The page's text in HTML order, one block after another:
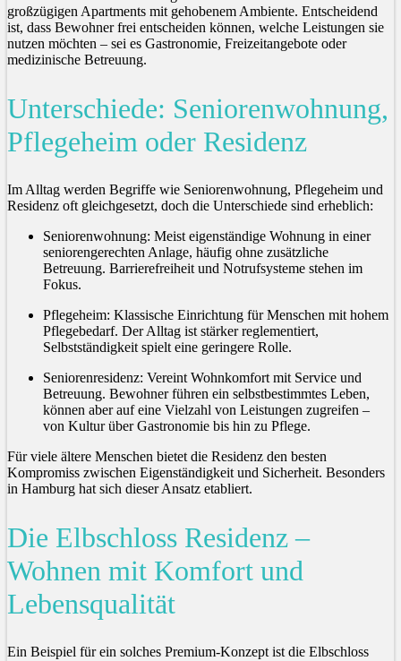
großzügigen Apartments mit gehobenem Ambiente. Entscheidend
ist, dass Bewohner frei entscheiden können, welche Leistungen sie
nutzen möchten – sei es Gastronomie, Freizeitangebote oder
medizinische Betreuung.
Unterschiede: Seniorenwohnung,
Pflegeheim oder Residenz
Im Alltag werden Begriffe wie Seniorenwohnung, Pflegeheim und
Residenz oft gleichgesetzt, doch die Unterschiede sind erheblich:
Seniorenwohnung: Meist eigenständige Wohnung in einer
seniorengerechten Anlage, häufig ohne zusätzliche
Betreuung. Barrierefreiheit und Notrufsysteme stehen im
Fokus.
Pflegeheim: Klassische Einrichtung für Menschen mit hohem
Pflegebedarf. Der Alltag ist stärker reglementiert,
Selbstständigkeit spielt eine geringere Rolle.
Seniorenresidenz: Vereint Wohnkomfort mit Service und
Betreuung. Bewohner führen ein selbstbestimmtes Leben,
können aber auf eine Vielzahl von Leistungen zugreifen –
von Kultur über Gastronomie bis hin zu Pflege.
Für viele ältere Menschen bietet die Residenz den besten
Kompromiss zwischen Eigenständigkeit und Sicherheit. Besonders
in Hamburg hat sich dieser Ansatz etabliert.
Die Elbschloss Residenz –
Wohnen mit Komfort und
Lebensqualität
Ein Beispiel für ein solches Premium-Konzept ist die Elbschloss